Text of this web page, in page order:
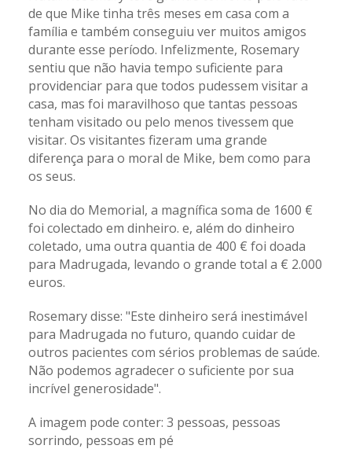
de que Mike tinha três meses em casa com a
família e também conseguiu ver muitos amigos
durante esse período. Infelizmente, Rosemary
sentiu que não havia tempo suficiente para
providenciar para que todos pudessem visitar a
casa, mas foi maravilhoso que tantas pessoas
tenham visitado ou pelo menos tivessem que
visitar. Os visitantes fizeram uma grande
diferença para o moral de Mike, bem como para
os seus.
No dia do Memorial, a magnífica soma de 1600 €
foi colectado em dinheiro. e, além do dinheiro
coletado, uma outra quantia de 400 € foi doada
para Madrugada, levando o grande total a € 2.000
euros.
Rosemary disse: "Este dinheiro será inestimável
para Madrugada no futuro, quando cuidar de
outros pacientes com sérios problemas de saúde.
Não podemos agradecer o suficiente por sua
incrível generosidade".
A imagem pode conter: 3 pessoas, pessoas
sorrindo, pessoas em pé